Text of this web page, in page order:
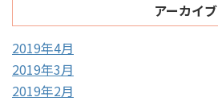
アーカイブ
2019年4月
2019年3月
2019年2月